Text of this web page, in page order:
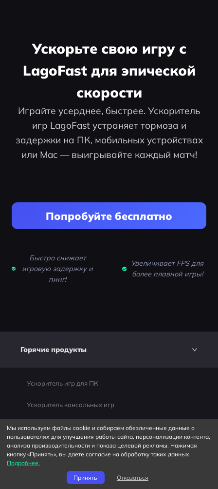
Ускорьте свою игру с
LagoFast для эпической
скорости
Играйте усерднее, быстрее. Ускоритель
игр LagoFast устраняет тормоза и
задержки на ПК, мобильных устройствах
или Mac — выигрывайте каждый матч!
Попробуйте бесплатно
Быстро снижает
игровую задержку и
пинг!
Увеличивает FPS для
более плавной игры!
Горячие продукты
Ускоритель игр для ПК
Ускоритель консольных игр
Мобильный игровой бустер
Компания
Мы используем файлы cookie и собираем обезличенные данные о
пользователях для улучшения работы сайта, персонализации контента,
анализа производительности и показа целевой рекламы. Нажимая
кнопку «Принять», вы даете согласие на обработку таких данных.
Подробнее.
Принять
Отказаться